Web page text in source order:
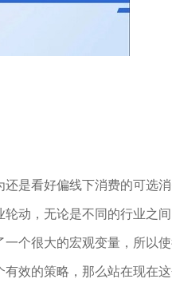
是看好偏线下消费的可选消
动，无论是不同的行业之
个很大的宏观变量，所以
效的策略，那么站在现在